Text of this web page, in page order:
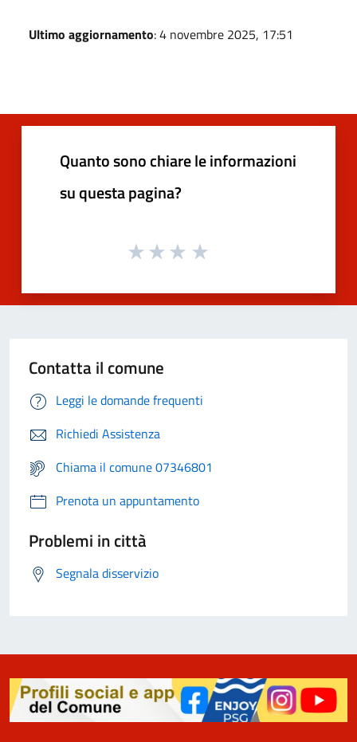
Ultimo aggiornamento: 4 novembre 2025, 17:51
Quanto sono chiare le informazioni
su questa pagina?
Contatta il comune
Leggi le domande frequenti
Richiedi Assistenza
Chiama il comune 07346801
Prenota un appuntamento
Problemi in città
Segnala disservizio